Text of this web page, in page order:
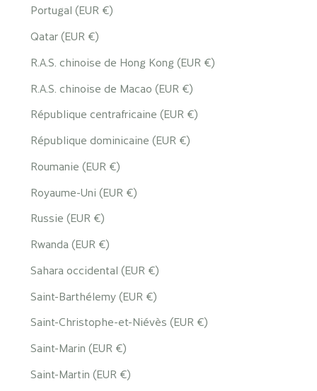
Portugal (EUR €)
Qatar (EUR €)
R.A.S. chinoise de Hong Kong (EUR €)
R.A.S. chinoise de Macao (EUR €)
République centrafricaine (EUR €)
République dominicaine (EUR €)
Roumanie (EUR €)
Royaume-Uni (EUR €)
Russie (EUR €)
Rwanda (EUR €)
Sahara occidental (EUR €)
Saint-Barthélemy (EUR €)
Saint-Christophe-et-Niévès (EUR €)
Saint-Marin (EUR €)
Saint-Martin (EUR €)